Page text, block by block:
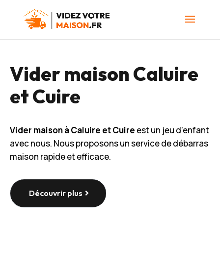
Vider maison Caluire
et Cuire
Vider maison à Caluire et Cuire est un jeu d’enfant
avec nous. Nous proposons un service de débarras
maison rapide et efficace.
Découvrir plus